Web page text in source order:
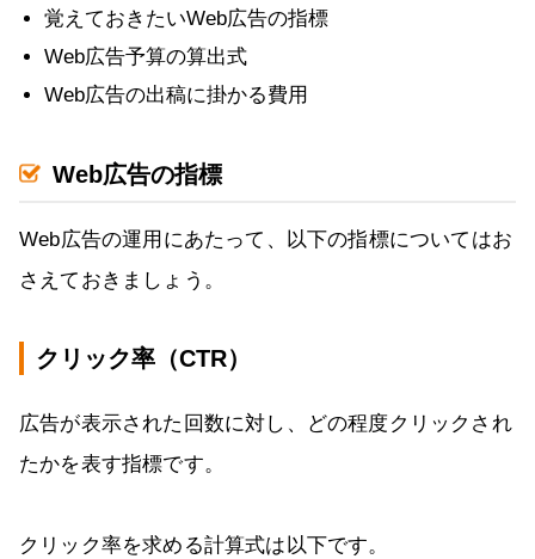
覚えておきたいWeb広告の指標
Web広告予算の算出式
Web広告の出稿に掛かる費用
Web広告の指標
Web広告の運用にあたって、以下の指標についてはお
さえておきましょう。
クリック率（CTR）
広告が表示された回数に対し、どの程度クリックされ
たかを表す指標です。
クリック率を求める計算式は以下です。